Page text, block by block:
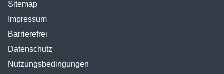
Sitemap
Impressum
Barrierefrei
Datenschutz
Nutzungsbedingungen